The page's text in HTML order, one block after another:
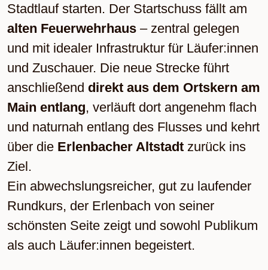
Stadtlauf starten. Der Startschuss fällt am
alten Feuerwehrhaus – zentral gelegen
und mit idealer Infrastruktur für Läufer:innen
und Zuschauer. Die neue Strecke führt
anschließend direkt aus dem Ortskern am
Main entlang, verläuft dort angenehm flach
und naturnah entlang des Flusses und kehrt
über die Erlenbacher Altstadt zurück ins
Ziel.
Ein abwechslungsreicher, gut zu laufender
Rundkurs, der Erlenbach von seiner
schönsten Seite zeigt und sowohl Publikum
als auch Läufer:innen begeistert.